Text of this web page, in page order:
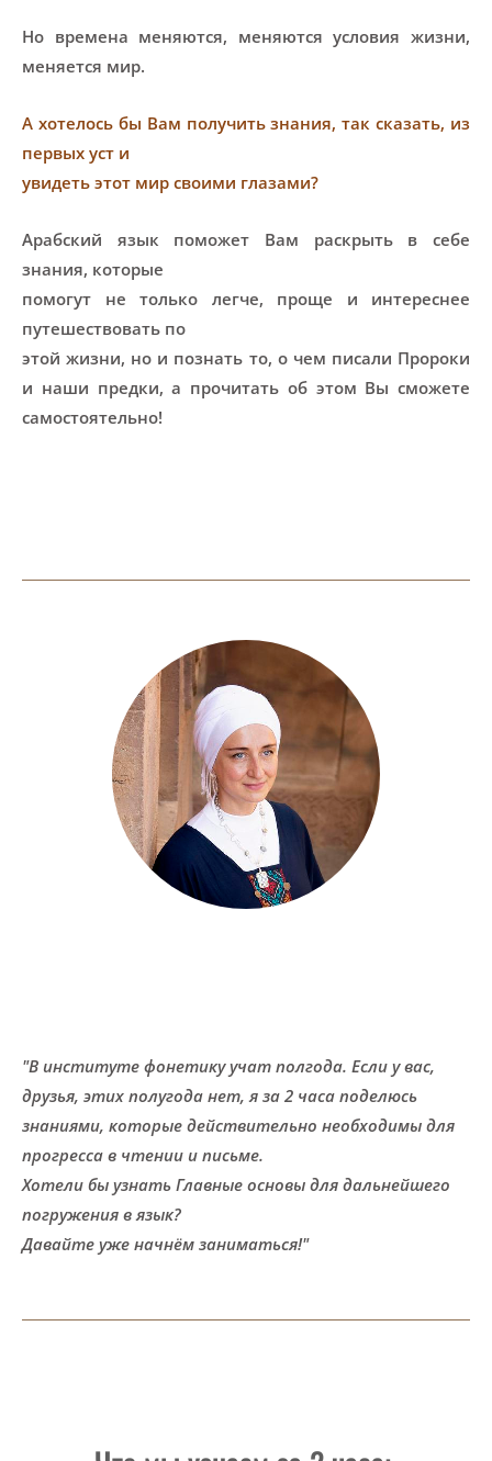
Но времена меняются, меняются условия жизни,
меняется мир.
А хотелось бы Вам получить знания, так сказать, из
первых уст и
увидеть этот мир своими глазами?
Арабский язык поможет Вам раскрыть в себе
знания, которые
помогут не только легче, проще и интереснее
путешествовать по
этой жизни, но и познать то, о чем писали Пророки
и наши предки, а прочитать об этом Вы сможете
самостоятельно!
"В институте фонетику учат полгода. Если у вас,
друзья, этих полугода нет, я за 2 часа поделюсь
знаниями, которые действительно необходимы для
прогресса в чтении и письме.
Хотели бы узнать Главные основы для дальнейшего
погружения в язык?
Давайте уже начнём заниматься!"